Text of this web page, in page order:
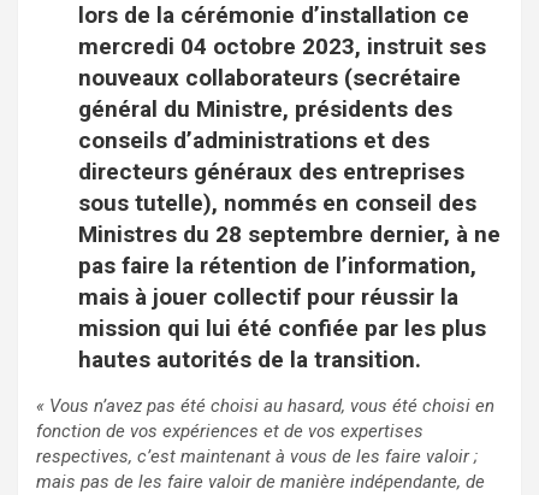
lors de la cérémonie d’installation ce
mercredi 04 octobre 2023, instruit ses
nouveaux collaborateurs (secrétaire
général du Ministre, présidents des
conseils d’administrations et des
directeurs généraux des entreprises
sous tutelle), nommés en conseil des
Ministres du 28 septembre dernier, à ne
pas faire la rétention de l’information,
mais à jouer collectif pour réussir la
mission qui lui été confiée par les plus
hautes autorités de la transition.
« Vous n’avez pas été choisi au hasard, vous été choisi en
fonction de vos expériences et de vos expertises
respectives, c’est maintenant à vous de les faire valoir ;
mais pas de les faire valoir de manière indépendante, de